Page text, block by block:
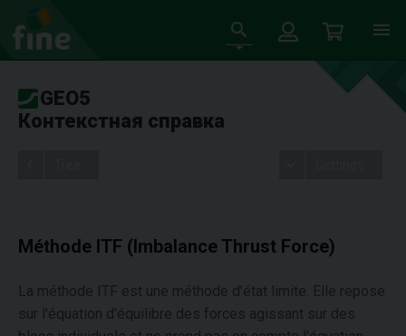
GEO5
Контекстная справка
Méthode ITF (Imbalance Thrust Force)
La méthode ITF est une méthode d'état limite. Elle repose
sur l'équation d'équilibre des forces agissant sur des